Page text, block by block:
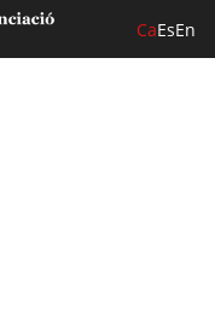
CaEsEn